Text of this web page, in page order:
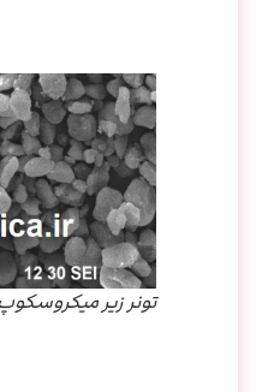
تونر زیر میکروسکوپ